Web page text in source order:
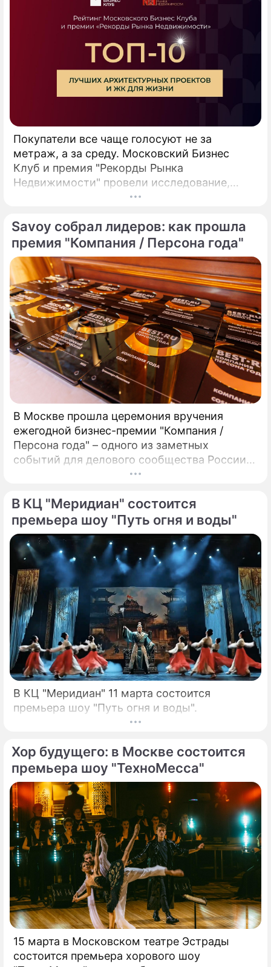
Покупатели все чаще голосуют не за
метраж, а за среду. Московский Бизнес
Клуб и премия "Рекорды Рынка
Недвижимости" провели исследование,
основанное на данных анализа звонков
опросе 274 экспертов, аналитиков и топ-
менеджеров рынка недвижимости.
Savoy собрал лидеров: как прошла
премия "Компания / Персона года"
В Москве прошла церемония вручения
ежегодной бизнес-премии "Компания /
Персона года" – одного из заметных
событий для делового сообщества России.
Премия, учрежденная в 1998 году,
компаний, брендов и отдельных персон, чьи
результаты и коммуникации получают
общественное признание. Программа
мероприятия включала не только
награждение лауреатов, но и показы
дизайнерских коллекций.
В КЦ "Меридиан" состоится
премьера шоу "Путь огня и воды"
В КЦ "Меридиан" 11 марта состоится
премьера шоу "Путь огня и воды".
Хор будущего: в Москве состоится
премьера шоу "ТехноМесса"
15 марта в Московском театре Эстрады
состоится премьера хорового шоу